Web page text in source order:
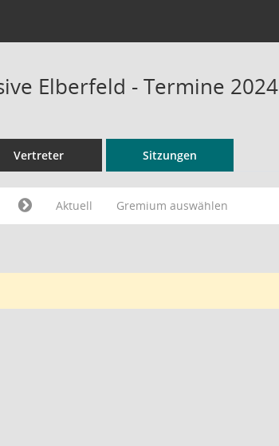
Elberfeld - Termine 2024
Vertreter Sitzungen
Aktuell Gremium auswählen